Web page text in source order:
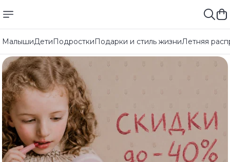
МалышиДетиПодросткиПодарки и стиль жизниЛетняя